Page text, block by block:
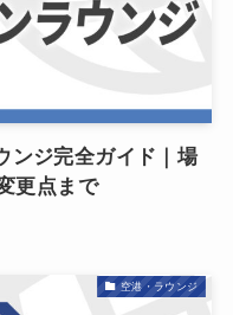
ンジ完全ガイド｜場
更点まで
空港・ラウンジ